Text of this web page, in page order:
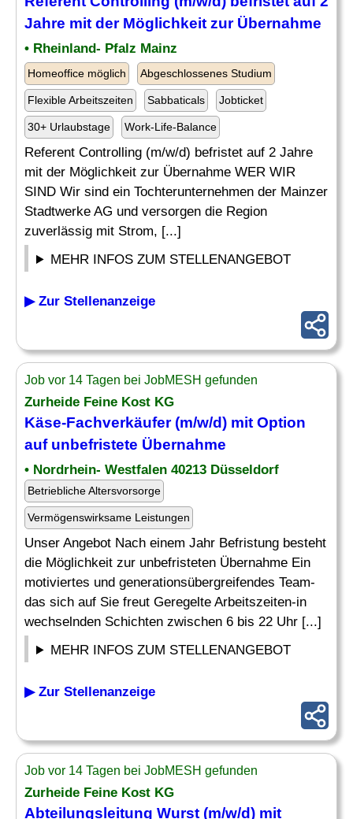
Jahre mit der Möglichkeit zur Übernahme
• Rheinland- Pfalz Mainz
Homeoffice möglich Abgeschlossenes Studium
Flexible Arbeitszeiten Sabbaticals Jobticket
30+ Urlaubstage Work-Life-Balance
Referent Controlling (m/w/d) befristet auf 2 Jahre
mit der Möglichkeit zur Übernahme WER WIR
SIND Wir sind ein Tochterunternehmen der Mainzer
Stadtwerke AG und versorgen die Region
zuverlässig mit Strom, [...]
MEHR INFOS ZUM STELLENANGEBOT
▶ Zur Stellenanzeige
Job vor 14 Tagen bei JobMESH gefunden
Zurheide Feine Kost KG
Käse-Fachverkäufer (m/w/d) mit Option
auf unbefristete Übernahme
• Nordrhein- Westfalen 40213 Düsseldorf
Betriebliche Altersvorsorge
Vermögenswirksame Leistungen
Unser Angebot Nach einem Jahr Befristung besteht
die Möglichkeit zur unbefristeten Übernahme Ein
motiviertes und generationsübergreifendes Team-
das sich auf Sie freut Geregelte Arbeitszeiten-in
wechselnden Schichten zwischen 6 bis 22 Uhr [...]
MEHR INFOS ZUM STELLENANGEBOT
▶ Zur Stellenanzeige
Job vor 14 Tagen bei JobMESH gefunden
Zurheide Feine Kost KG
Abteilungsleitung Wurst (m/w/d) mit